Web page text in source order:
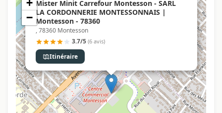
Mister Minit Carrefour Montesson - SARL
LA CORDONNERIE MONTESSONNAIS |
Montesson - 78360
, 78360 Montesson
3.7/5 (6 avis)
Itinéraire
+
−